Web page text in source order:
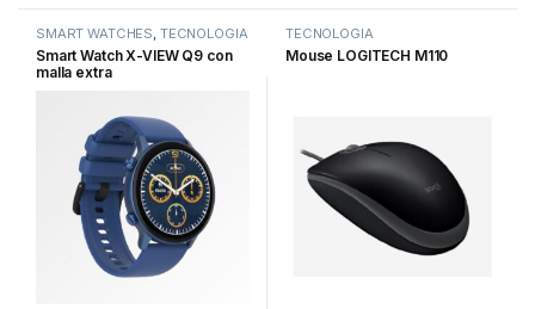
SMART WATCHES, TECNOLOGIA
Smart Watch X-VIEW Q9 con
malla extra
TECNOLOGIA
Mouse LOGITECH M110